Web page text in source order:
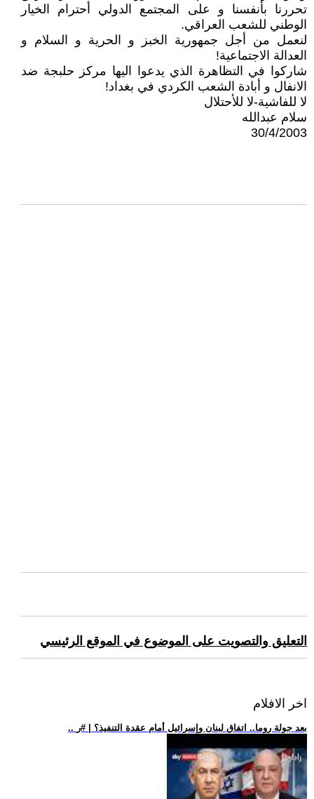
تحررنا بأنفسنا و على المجتمع الدولي أحترام الخيار
الوطني للشعب العراقي.
لنعمل من أجل جمهورية الخبز و الحرية و السلام و
العدالة الاجتماعية!
شاركوا في التظاهرة الذي يدعوا اليها مركز حلبجة ضد
الانفال و أبادة الشعب الكردي في بغداد!
لا للفاشية-لا للأحتلال
سلام عبدالله
30/4/2003
التعليق والتصويت على الموضوع في الموقع الرئيسي
اخر الافلام
.. بعد جولة روما.. اتفاق لبنان وإسرائيل أمام عقدة التنفيذ؟ | #ر